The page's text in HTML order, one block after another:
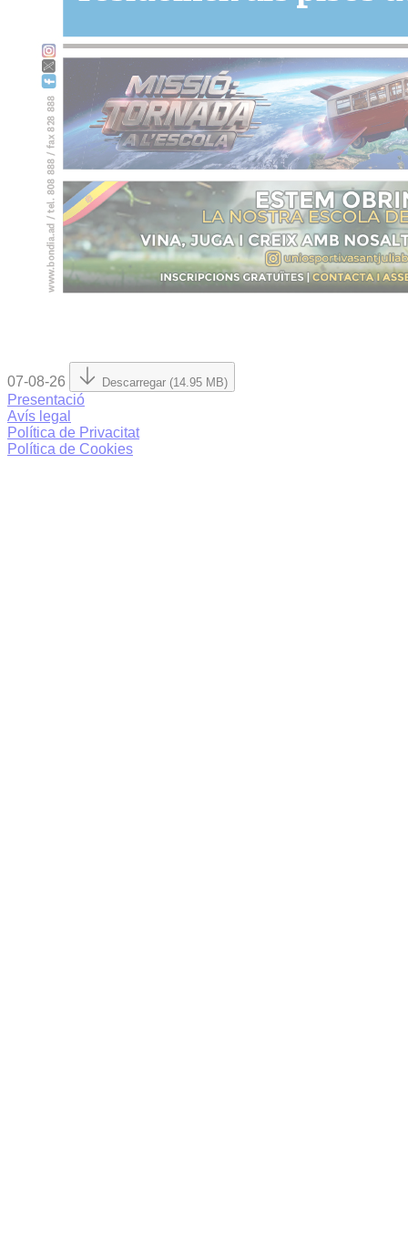
07-08-26 Descarregar (14.95 MB)
Presentació
Avís legal
Política de Privacitat
Política de Cookies